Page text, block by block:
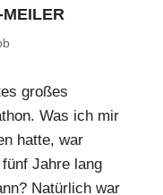
großes
Was ich mir
hatte, war
Jahre lang
Natürlich war